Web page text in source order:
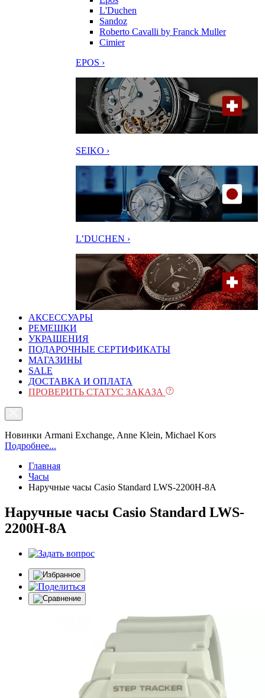
L'Duchen
Sandoz
Roberto Cavalli by Franck Muller
Cimier
EPOS ›
SEIKO ›
L’DUCHEN ›
АКСЕССУАРЫ
РЕМЕШКИ
УКРАШЕНИЯ
ПОДАРОЧНЫЕ СЕРТИФИКАТЫ
МАГАЗИНЫ
SALE
ДОСТАВКА И ОПЛАТА
ПРОВЕРИТЬ СТАТУС ЗАКАЗА
Новинки Armani Exchange, Anne Klein, Michael Kors
Подробнее...
Главная
Часы
Наручные часы Casio Standard LWS-2200H-8A
Наручные часы Casio Standard LWS-
2200H-8A